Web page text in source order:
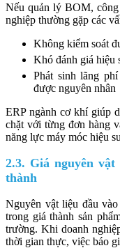
Nếu quản lý BOM, công
nghiệp thường gặp các
Không kiểm soát
Khó đánh giá hiệu
Phát sinh lãng
được nguyên nhân
ERP ngành cơ khí giúp
chặt với từng đơn hàng
năng lực máy móc hiệu
2.3. Giá nguyên
thành
Nguyên vật liệu đầu
trong giá thành sản
trường. Khi doanh
thời gian thực, việc báo